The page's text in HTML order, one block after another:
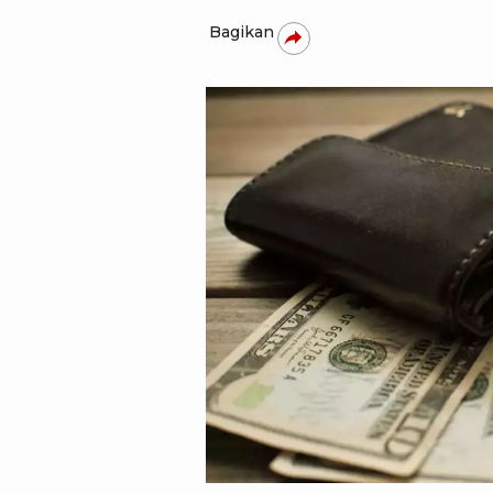
Bagikan
Pexels/Natasha Chebanoo